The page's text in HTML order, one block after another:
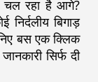
चल रहा है आगे?
निर्दलीय बिगाड़
बस एक क्लिक
सिर्फ दी